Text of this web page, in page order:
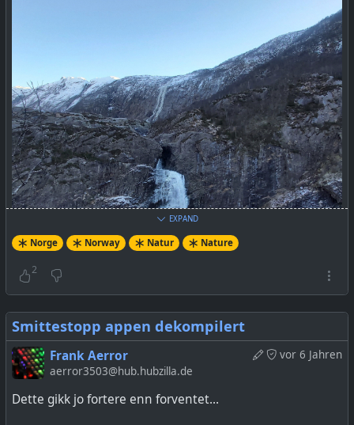
EXPAND
Norge Norway Natur Nature
2
Smittestopp appen dekompilert
vor 6 Jahren
Frank Aerror
aerror3503@hub.hubzilla.de
Dette gikk jo fortere enn forventet...